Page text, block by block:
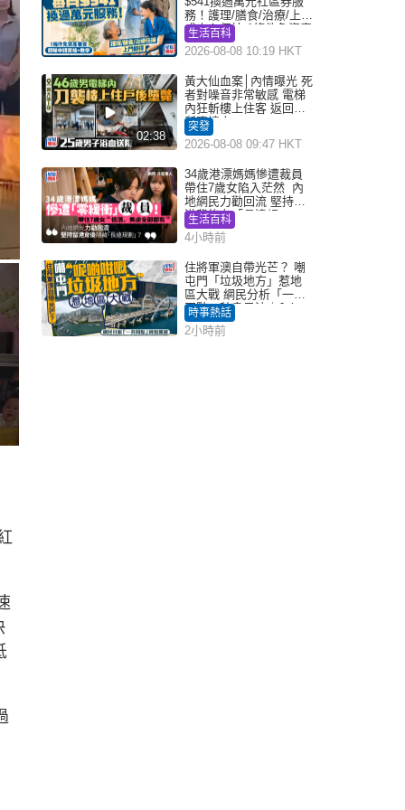
務！護理/膳食/治療/上門
或中心任揀 1條件免資產
審查（附申請資格及教
學）
生活百科
2026-08-08 10:19 HKT
02:38
黃大仙血案│內情曝光 死
者對噪音非常敏感 電梯
內狂斬樓上住客 返回住
所墮樓亡
突發
2026-08-08 09:47 HKT
34歲港漂媽媽慘遭裁員
帶住7歲女陷入茫然 內
地網民力勸回流 堅持留
港背後有「長遠規
劃」？
生活百科
4小時前
住將軍澳自帶光芒？ 嘲
屯門「垃圾地方」惹地
區大戰 網民分析「一共
同點」秒息風波｜Juicy
叮
時事熱話
2小時前